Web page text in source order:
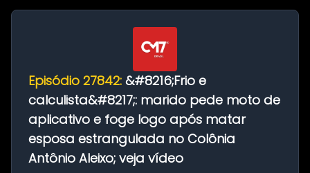
Episódio 27842: &#8216;Frio e
calculista&#8217;: marido pede moto de
aplicativo e foge logo após matar
esposa estrangulada no Colônia
Antônio Aleixo; veja vídeo